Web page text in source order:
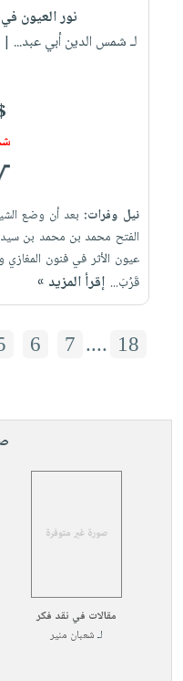
نور العيون
لـ شمس الدين أبي عبد... |
نيل وفرات: بعد أن وضع
عيون الأثر في فنون
قَرُبَ... إقرأ المزيد »
6 7 .... 18
مقالات في نقد فكر
لـشعبان منير